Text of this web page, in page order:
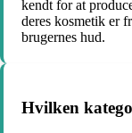
kendt for at
deres kosmetik er
brugernes hud.
Hvilken